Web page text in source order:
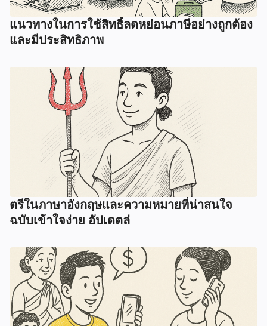
แนวทางในการใช้สิทธิ์ลดหย่อนภาษีอย่างถูกต้อง
และมีประสิทธิภาพ
ตรีในภาษาอังกฤษและความหมายที่น่าสนใจ
ฉบับเข้าใจง่าย อัปเดตล่